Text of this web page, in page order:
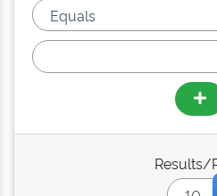
Results/